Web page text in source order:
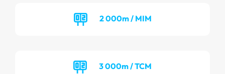
2 000m / MIM
3 000m / TCM